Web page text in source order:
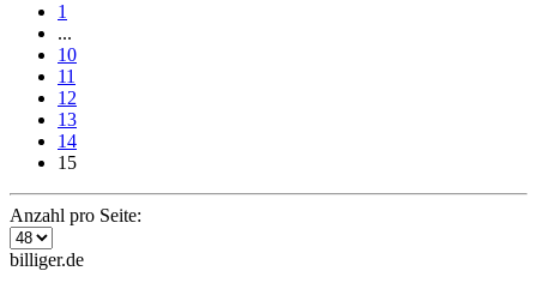
1
...
10
11
12
13
14
15
Anzahl pro Seite:
billiger.de